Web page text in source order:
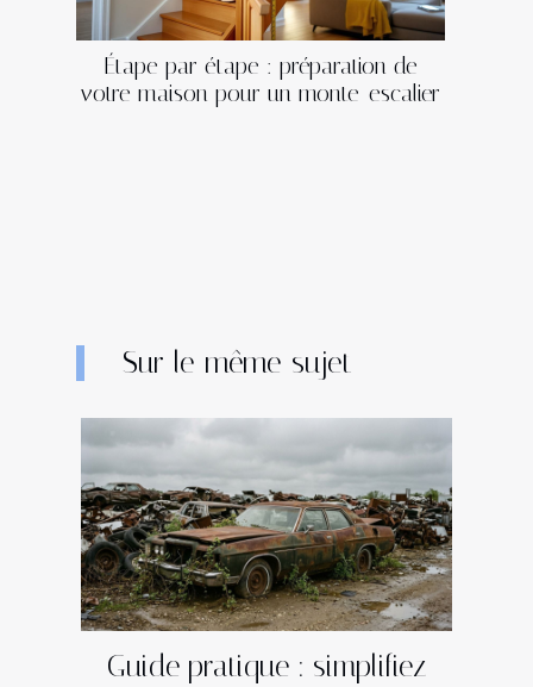
Étape par étape : préparation de
votre maison pour un monte-escalier
Sur le même sujet
Guide pratique : simplifiez